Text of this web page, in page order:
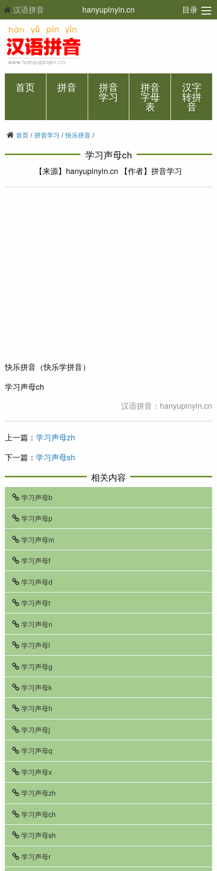
汉语拼音 hanyupinyin.cn 目录
首页 拼音 拼音
学习
拼音
字母
表
汉字
转拼
音
首页 / 拼音学习 /快乐拼音 /
学习声母ch
【来源】hanyupinyin.cn 【作者】拼音学习
快乐拼音（快乐学拼音）
学习声母ch
汉语拼音：hanyupinyin.cn
上一篇： 学习声母zh
下一篇： 学习声母sh
相关内容
学习声母b
学习声母p
学习声母m
学习声母f
学习声母d
学习声母t
学习声母n
学习声母l
学习声母g
学习声母k
学习声母h
学习声母j
学习声母q
学习声母x
学习声母zh
学习声母ch
学习声母sh
学习声母r